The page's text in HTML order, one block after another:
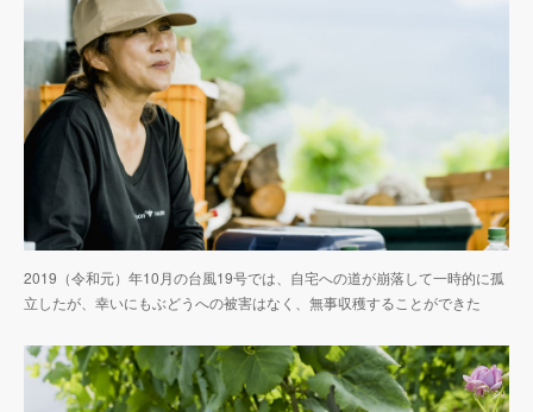
2019（令和元）年10月の台風19号では、自宅への道が崩落して一時的に孤
立したが、幸いにもぶどうへの被害はなく、無事収穫することができた